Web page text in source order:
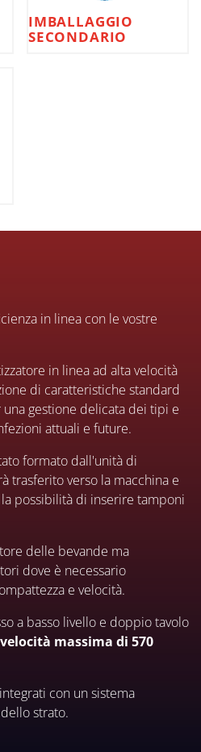
IMBALLAGGIO
SECONDARIO
in linea con le vostre
in linea ad alta velocità
di caratteristiche standard
gestione delicata dei tipi e
attuali e future.
formato dall'unità di
trasferito verso la macchina e
possibilità di inserire tamponi
delle bevande ma
dove è necessario
e velocità.
a basso livello e doppio tavolo
velocità massima di 570
con un sistema
strato.